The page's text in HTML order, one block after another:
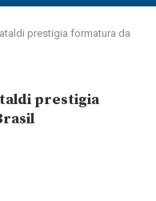
prestigia formatura da
prestigia